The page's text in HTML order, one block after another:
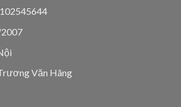
Văn Hãng